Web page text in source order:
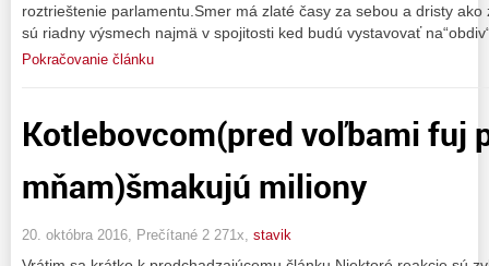
roztrieštenie parlamentu.Smer má zlaté časy za sebou a dristy
sú riadny výsmech najmä v spojitosti ked budú vystavovať
Pokračovanie článku
Kotlebovcom(pred voľbami fuj
mňam)šmakujú miliony
20. októbra 2016, Prečítané 2 271x, stavik